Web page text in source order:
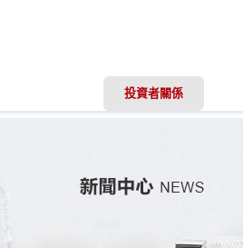
投資者關係